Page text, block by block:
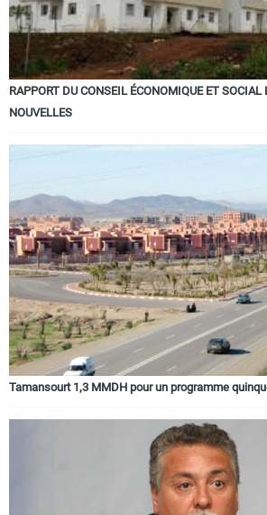
RAPPORT DU CONSEIL ÉCONOMIQUE ET
NOUVELLES
Tamansourt 1,3 MMDH pour un programme